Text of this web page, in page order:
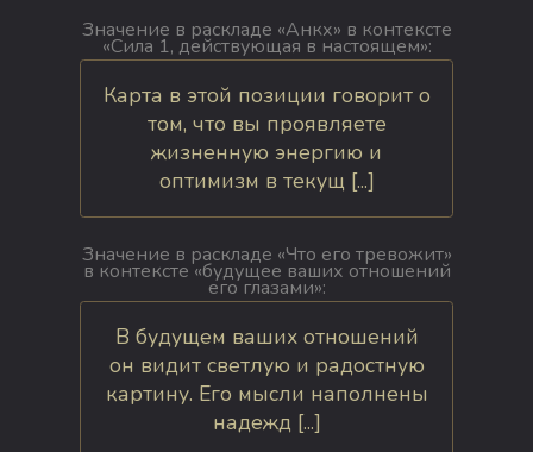
Значение в раскладе «Анкх» в контексте
«Сила 1, действующая в настоящем»:
Карта в этой позиции говорит о
том, что вы проявляете
жизненную энергию и
оптимизм в текущ [...]
Значение в раскладе «Что его тревожит»
в контексте «будущее ваших отношений
его глазами»:
В будущем ваших отношений
он видит светлую и радостную
картину. Его мысли наполнены
надежд [...]